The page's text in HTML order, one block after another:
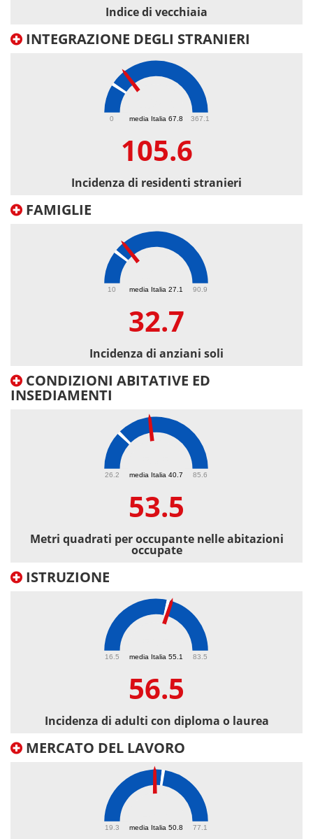
Indice di vecchiaia
INTEGRAZIONE DEGLI STRANIERI
media Italia 67.8
0 367.1
105.6
Incidenza di residenti stranieri
FAMIGLIE
media Italia 27.1
10 90.9
32.7
Incidenza di anziani soli
CONDIZIONI ABITATIVE ED
INSEDIAMENTI
media Italia 40.7
26.2 85.6
53.5
Metri quadrati per occupante nelle abitazioni
occupate
ISTRUZIONE
media Italia 55.1
16.5 83.5
56.5
Incidenza di adulti con diploma o laurea
MERCATO DEL LAVORO
media Italia 50.8
19.3 77.1